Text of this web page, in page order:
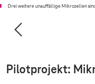
Drei weitere unauffällige Mikrozellen
Pilotprojekt: